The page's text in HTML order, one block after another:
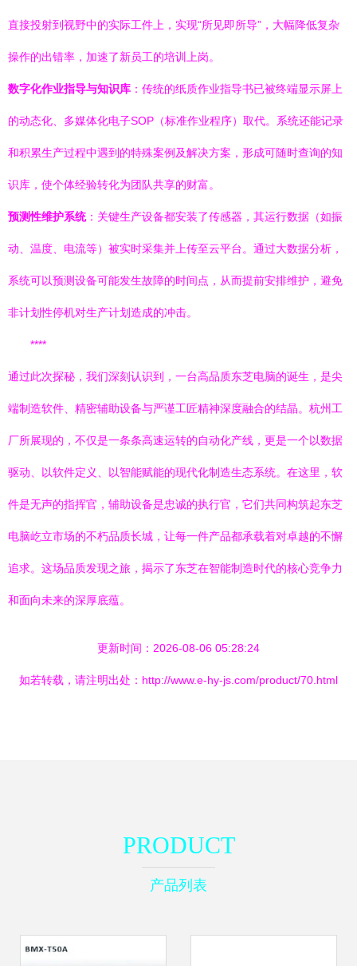
直接投射到视野中的实际工件上，实现“所见即所导”，大幅降低复杂
操作的出错率，加速了新员工的培训上岗。
数字化作业指导与知识库 ：传统的纸质作业指导书已被终端显示屏上
的动态化、多媒体化电子SOP（标准作业程序）取代。系统还能记录
和积累生产过程中遇到的特殊案例及解决方案，形成可随时查询的知
识库，使个体经验转化为团队共享的财富。
预测性维护系统：关键生产设备都安装了传感器，其运行数据（如振
动、温度、电流等）被实时采集并上传至云平台。通过大数据分析，
系统可以预测设备可能发生故障的时间点，从而提前安排维护，避免
非计划性停机对生产计划造成的冲击。
****
通过此次探秘，我们深刻认识到，一台高品质东芝电脑的诞生，是尖
端制造软件、精密辅助设备与严谨工匠精神深度融合的结晶。杭州工
厂所展现的，不仅是一条条高速运转的自动化产线，更是一个以数据
驱动、以软件定义、以智能赋能的现代化制造生态系统。在这里，软
件是无声的指挥官，辅助设备是忠诚的执行官，它们共同构筑起东芝
电脑屹立市场的不朽品质长城，让每一件产品都承载着对卓越的不懈
追求。这场品质发现之旅，揭示了东芝在智能制造时代的核心竞争力
和面向未来的深厚底蕴。
更新时间：2026-08-06 05:28:24
如若转载，请注明出处：http://www.e-hy-js.com/product/70.html
PRODUCT
产品列表